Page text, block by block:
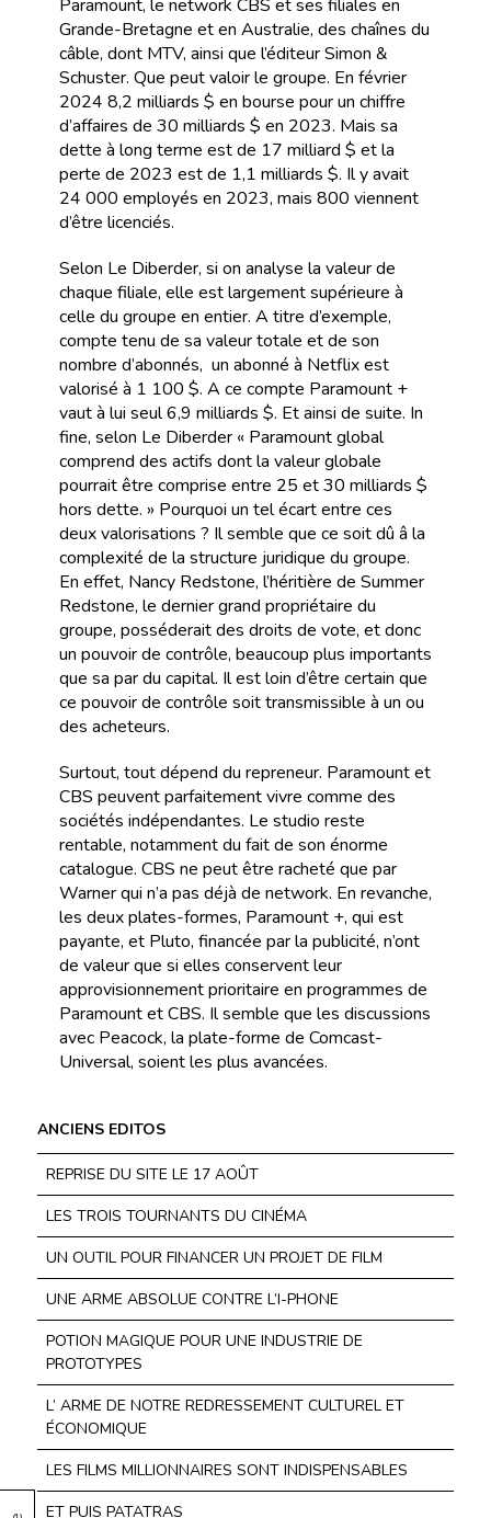
Paramount, le network CBS et ses filiales en
Grande-Bretagne et en Australie, des chaînes du
câble, dont MTV, ainsi que l’éditeur Simon &
Schuster. Que peut valoir le groupe. En février
2024 8,2 milliards $ en bourse pour un chiffre
d’affaires de 30 milliards $ en 2023. Mais sa
dette à long terme est de 17 milliard $ et la
perte de 2023 est de 1,1 milliards $. Il y avait
24 000 employés en 2023, mais 800 viennent
d’être licenciés.
Selon Le Diberder, si on analyse la valeur de
chaque filiale, elle est largement supérieure à
celle du groupe en entier. A titre d’exemple,
compte tenu de sa valeur totale et de son
nombre d’abonnés, un abonné à Netflix est
valorisé à 1 100 $. A ce compte Paramount +
vaut à lui seul 6,9 milliards $. Et ainsi de suite. In
fine, selon Le Diberder « Paramount global
comprend des actifs dont la valeur globale
pourrait être comprise entre 25 et 30 milliards $
hors dette. » Pourquoi un tel écart entre ces
deux valorisations ? Il semble que ce soit dû â la
complexité de la structure juridique du groupe.
En effet, Nancy Redstone, l’héritière de Summer
Redstone, le dernier grand propriétaire du
groupe, posséderait des droits de vote, et donc
un pouvoir de contrôle, beaucoup plus importants
que sa par du capital. Il est loin d’être certain que
ce pouvoir de contrôle soit transmissible à un ou
des acheteurs.
Surtout, tout dépend du repreneur. Paramount et
CBS peuvent parfaitement vivre comme des
sociétés indépendantes. Le studio reste
rentable, notamment du fait de son énorme
catalogue. CBS ne peut être racheté que par
Warner qui n’a pas déjà de network. En revanche,
les deux plates-formes, Paramount +, qui est
payante, et Pluto, financée par la publicité, n’ont
de valeur que si elles conservent leur
approvisionnement prioritaire en programmes de
Paramount et CBS. Il semble que les discussions
avec Peacock, la plate-forme de Comcast-
Universal, soient les plus avancées.
ANCIENS EDITOS
REPRISE DU SITE LE 17 AOÛT
LES TROIS TOURNANTS DU CINÉMA
UN OUTIL POUR FINANCER UN PROJET DE FILM
UNE ARME ABSOLUE CONTRE L’I-PHONE
POTION MAGIQUE POUR UNE INDUSTRIE DE
PROTOTYPES
L’ ARME DE NOTRE REDRESSEMENT CULTUREL ET
ÉCONOMIQUE
LES FILMS MILLIONNAIRES SONT INDISPENSABLES
ET PUIS PATATRAS